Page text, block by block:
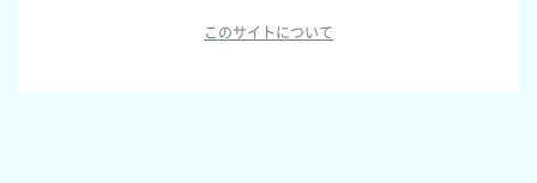
このサイトについて